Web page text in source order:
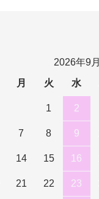
2026年9月
月 火 水
1 2
7 8 9
14 15 16
21 22 23